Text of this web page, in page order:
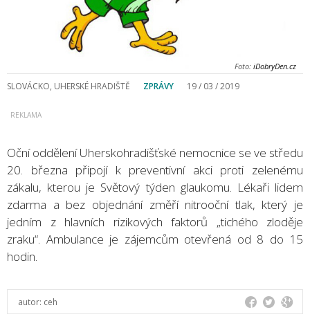
Foto: iDobryDen.cz
SLOVÁCKO, UHERSKÉ HRADIŠTĚ ZPRÁVY 19 / 03 / 2019
Oční oddělení Uherskohradišťské nemocnice se ve středu
20. března připojí k preventivní akci proti zelenému
zákalu, kterou je Světový týden glaukomu. Lékaři lidem
zdarma a bez objednání změří nitrooční tlak, který je
jedním z hlavních rizikových faktorů „tichého zloděje
zraku“. Ambulance je zájemcům otevřená od 8 do 15
hodin.
autor: ceh